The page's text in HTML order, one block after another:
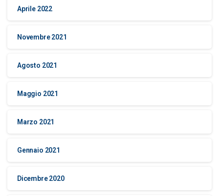
Aprile 2022
Novembre 2021
Agosto 2021
Maggio 2021
Marzo 2021
Gennaio 2021
Dicembre 2020